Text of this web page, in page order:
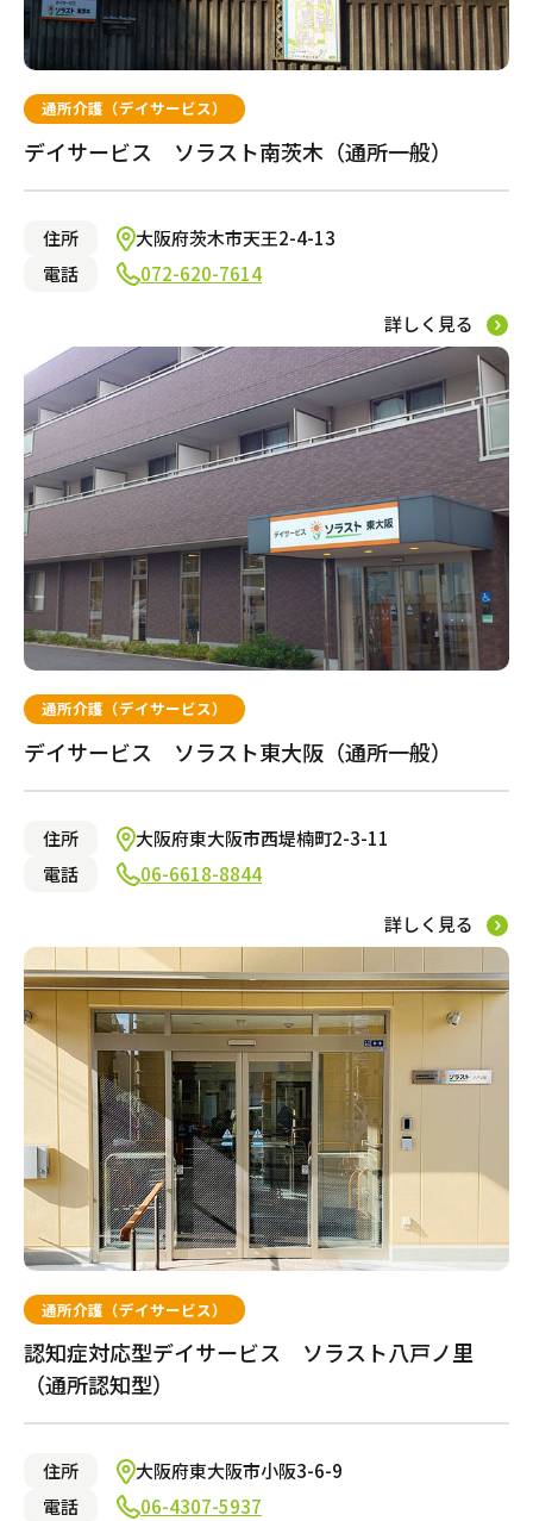
通所介護（デイサービス）
デイサービス ソラスト南茨木（通所一般）
住所
大阪府茨木市天王2-4-13
電話
072-620-7614
詳しく見る
通所介護（デイサービス）
デイサービス ソラスト東大阪（通所一般）
住所
大阪府東大阪市西堤楠町2-3-11
電話
06-6618-8844
詳しく見る
通所介護（デイサービス）
認知症対応型デイサービス ソラスト八戸ノ里
（通所認知型）
住所
大阪府東大阪市小阪3-6-9
電話
06-4307-5937